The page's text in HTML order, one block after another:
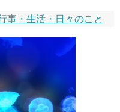
事・生活・日々のこと